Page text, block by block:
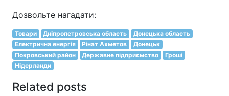
Дозвольте нагадати:
Товари Дніпропетровська область
Донецька область
Електрична енергія
Рінат Ахметов
Донецьк
Покровський район
Державне підприємство
Гроші
Нідерланди
Related posts